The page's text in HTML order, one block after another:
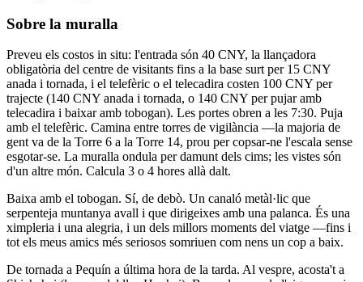
Sobre la muralla
Preveu els costos in situ: l'entrada són 40 CNY, la llançadora
obligatòria del centre de visitants fins a la base surt per 15 CNY
anada i tornada, i el telefèric o el telecadira costen 100 CNY per
trajecte (140 CNY anada i tornada, o 140 CNY per pujar amb
telecadira i baixar amb tobogan). Les portes obren a les 7:30. Puja
amb el telefèric. Camina entre torres de vigilància —la majoria de
gent va de la Torre 6 a la Torre 14, prou per copsar-ne l'escala sense
esgotar-se. La muralla ondula per damunt dels cims; les vistes són
d'un altre món. Calcula 3 o 4 hores allà dalt.
Baixa amb el tobogan. Sí, de debò. Un canaló metàl·lic que
serpenteja muntanya avall i que dirigeixes amb una palanca. És una
ximpleria i una alegria, i un dels millors moments del viatge —fins i
tot els meus amics més seriosos somriuen com nens un cop a baix.
De tornada a Pequín a última hora de la tarda. Al vespre, acosta't a